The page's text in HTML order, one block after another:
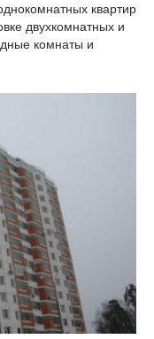
квартир
двухкомнатных и
комнаты и